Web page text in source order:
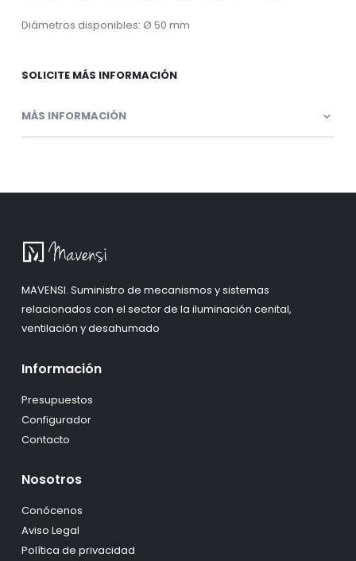
Diámetros disponibles: Ø 50 mm
SOLICITE MÁS INFORMACIÓN
MÁS INFORMACIÓN
MAVENSI. Suministro de mecanismos y sistemas
relacionados con el sector de la iluminación cenital,
ventilación y desahumado
Información
Presupuestos
Configurador
Contacto
Nosotros
Conócenos
Aviso Legal
Política de privacidad